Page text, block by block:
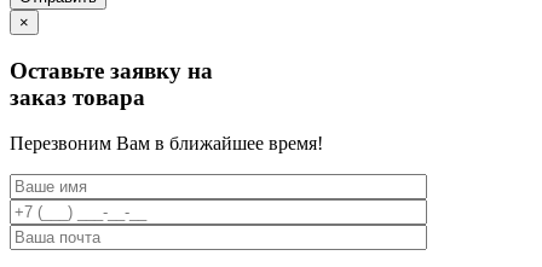
×
Оставьте заявку на
заказ товара
Перезвоним Вам в ближайшее время!